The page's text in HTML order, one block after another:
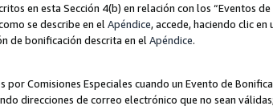
en esta Sección 4(b) en relación con los “Eventos
se describe en el Apéndice, accede, haciendo clic
de bonificación descrita en el Apéndice.
por Comisiones Especiales cuando un Evento de
direcciones de correo electrónico que no sean